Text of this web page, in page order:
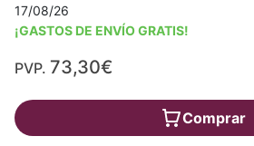
17/08/26
¡GASTOS DE ENVÍO GRATIS!
PVP. 73,30€
Comprar